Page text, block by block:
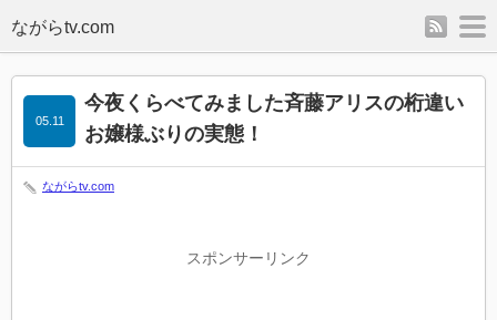
rss
今夜くらべてみました斉藤アリスの桁違い
お嬢様ぶりの実態！
05.11
ながらtv.com
スポンサーリンク